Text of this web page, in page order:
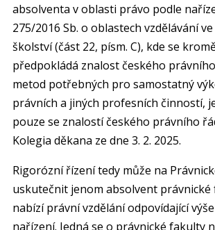
absolventa v oblasti právo podle
275/2016 Sb. o oblastech vzdělávání
školství (část 22, písm. C), kde se
předpokládá znalost českého
metod potřebných pro samostatný
právních a jiných profesních činností,
pouze se znalostí českého právního
Kolegia děkana ze dne 3. 2. 2025.
Rigorózní řízení tedy může na
uskutečnit jenom absolvent
nabízí právní vzdělání odpovídající
nařízení. Jedná se o právnické fakulty